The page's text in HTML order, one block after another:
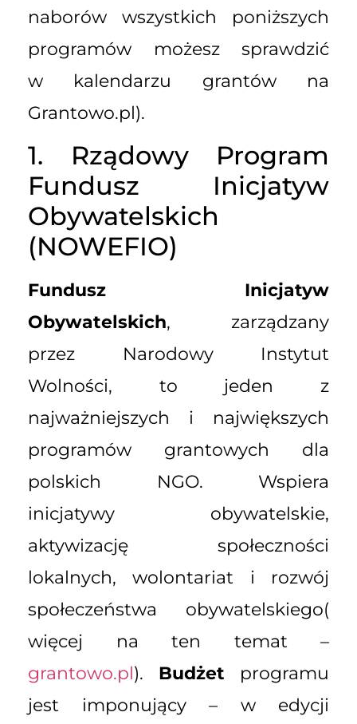
naborów wszystkich poniższych
programów możesz sprawdzić
w kalendarzu grantów na
Grantowo.pl).
1. Rządowy Program
Fundusz Inicjatyw
Obywatelskich
(NOWEFIO)
Fundusz Inicjatyw
Obywatelskich, zarządzany
przez Narodowy Instytut
Wolności, to jeden z
najważniejszych i największych
programów grantowych dla
polskich NGO. Wspiera
inicjatywy obywatelskie,
aktywizację społeczności
lokalnych, wolontariat i rozwój
społeczeństwa obywatelskiego(
więcej na ten temat –
grantowo.pl). Budżet programu
jest imponujący – w edycji